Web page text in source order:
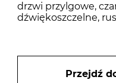
drzwi przylgowe,
dźwiękoszczelne,
Przejdź